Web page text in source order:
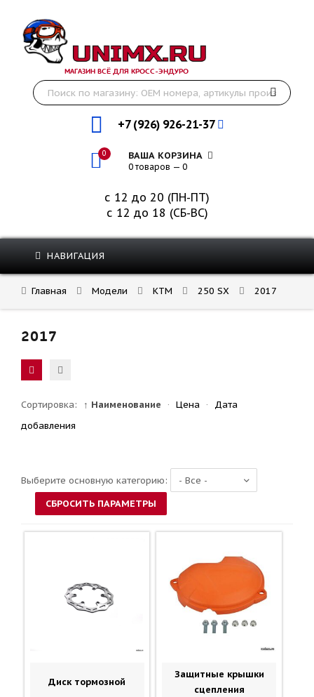
МАГАЗИН ВСЁ ДЛЯ КРОСС-ЭНДУРО
+7 (926) 926-21-37
0 ВАША КОРЗИНА
0 товаров — 0
с 12 до 20 (ПН-ПТ)
с 12 до 18 (СБ-ВС)
НАВИГАЦИЯ
Главная Модели KTM 250 SX 2017
2017
Сортировка: ↑ Наименование · Цена ·
Дата
добавления
Выберите основную категорию:
Диск тормозной
Защитные крышки
сцепления